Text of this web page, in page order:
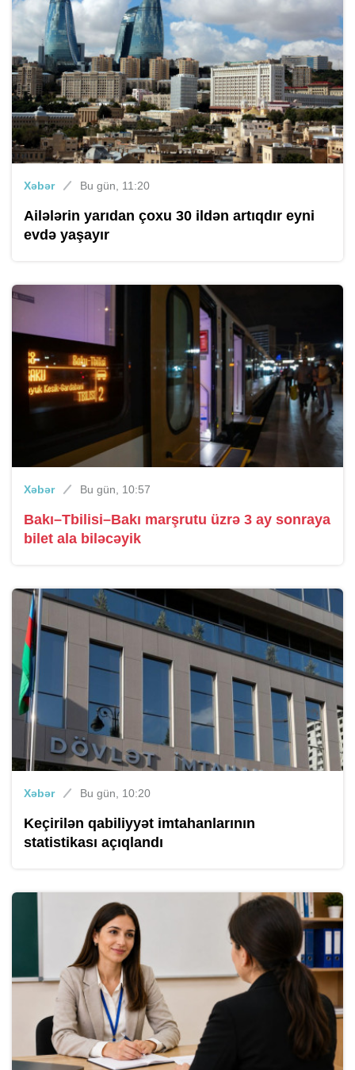
Xəbər Bu gün, 11:20
Ailələrin yarıdan çoxu 30 ildən artıqdır eyni
evdə yaşayır
Xəbər Bu gün, 10:57
Bakı–Tbilisi–Bakı marşrutu üzrə 3 ay sonraya
bilet ala biləcəyik
Xəbər Bu gün, 10:20
Keçirilən qabiliyyət imtahanlarının
statistikası açıqlandı